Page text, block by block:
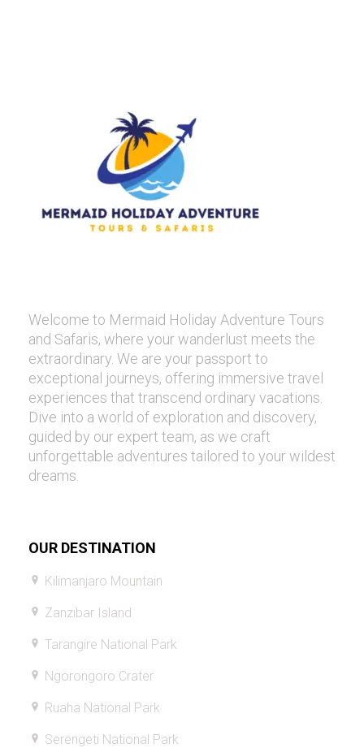
Welcome to Mermaid Holiday Adventure Tours
and Safaris, where your wanderlust meets the
extraordinary. We are your passport to
exceptional journeys, offering immersive travel
experiences that transcend ordinary vacations.
Dive into a world of exploration and discovery,
guided by our expert team, as we craft
unforgettable adventures tailored to your wildest
dreams.
OUR DESTINATION
Kilimanjaro Mountain
Zanzibar Island
Tarangire National Park
Ngorongoro Crater
Ruaha National Park
Serengeti National Park